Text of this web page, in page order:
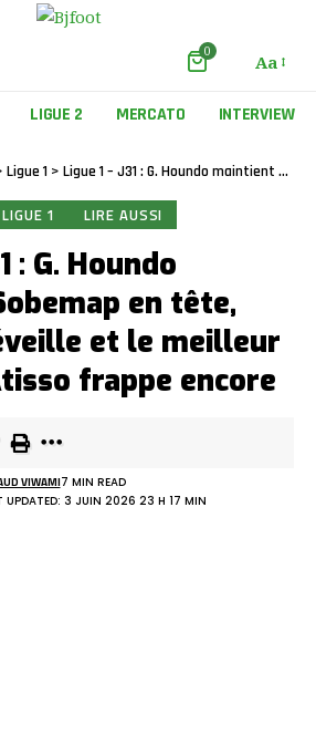
0 Aa
LIGUE 2 MERCATO INTERVIEW
Ligue 1 > Ligue 1 – J31 : G. Houndo maintient Sobemap en tête, Coton se réveille et le meilleur buteur K. Atisso frappe encore
LIGUE 1 LIRE AUSSI
: G. Houndo
en tête,
et le meilleur
frappe encore
UPDATED: 3 JUIN 2026 23 H 17 MIN
VIWAMI7 MIN READ